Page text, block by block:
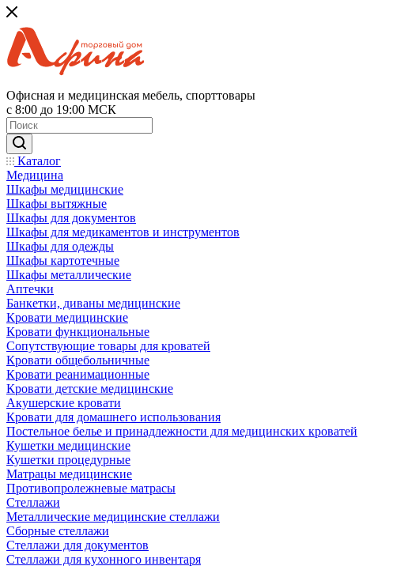
Офисная и медицинская мебель, спорттовары
с 8:00 до 19:00 МСК
Каталог
Медицина
Шкафы медицинские
Шкафы вытяжные
Шкафы для документов
Шкафы для медикаментов и инструментов
Шкафы для одежды
Шкафы картотечные
Шкафы металлические
Аптечки
Банкетки, диваны медицинские
Кровати медицинские
Кровати функциональные
Сопутствующие товары для кроватей
Кровати общебольничные
Кровати реанимационные
Кровати детские медицинские
Акушерские кровати
Кровати для домашнего использования
Постельное белье и принадлежности для медицинских кроватей
Кушетки медицинские
Кушетки процедурные
Матрацы медицинские
Противопролежневые матрасы
Стеллажи
Металлические медицинские стеллажи
Сборные стеллажи
Стеллажи для документов
Стеллажи для кухонного инвентаря